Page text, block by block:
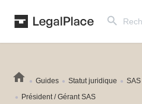
for:
Guides Statut juridique SAS
Président / Gérant SAS